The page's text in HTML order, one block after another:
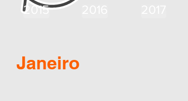
2015
Janeiro